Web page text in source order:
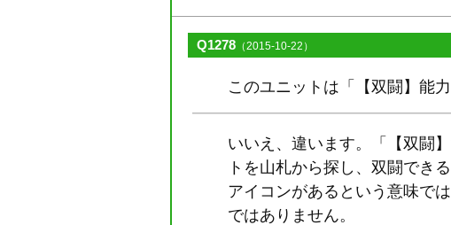
Q1278 （2015-10-22）
このユニットは「【双闘】能
いいえ、違います。「【双闘
トを山札から探し、双闘でき
アイコンがあるという意味で
ではありません。